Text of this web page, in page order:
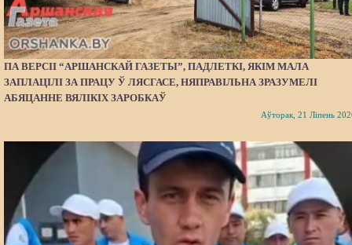
ПА ВЕРСІІ “АРШАНСКАЙ ГАЗЕТЫ”, ПАДЛЕТКІ, ЯКІМ МАЛА
ЗАПЛАЦІЛІ ЗА ПРАЦУ Ў ЛЯСГАСЕ, НЯПРАВІЛЬНА ЗРАЗУМЕЛІ
АБЯЦАННЕ ВЯЛІКІХ ЗАРОБКАЎ
Аўторак, 21 Ліпень